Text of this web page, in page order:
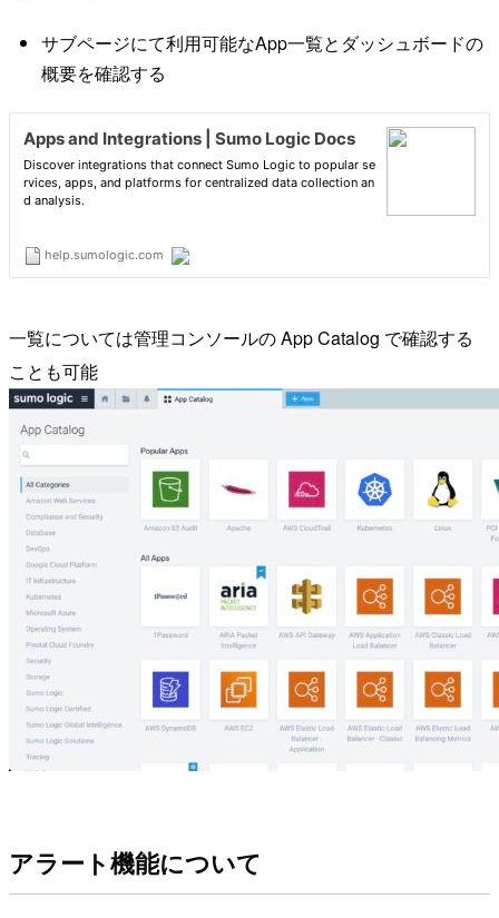
サブページにて利用可能なApp一覧とダッシュボードの
概要を確認する
一覧については管理コンソールの App Catalog で確認する
ことも可能
アラート機能について